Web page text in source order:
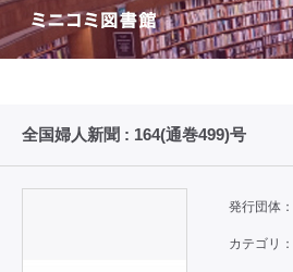
全国婦人新聞 : 164(通巻499)号
発行団体：
カテゴリ：